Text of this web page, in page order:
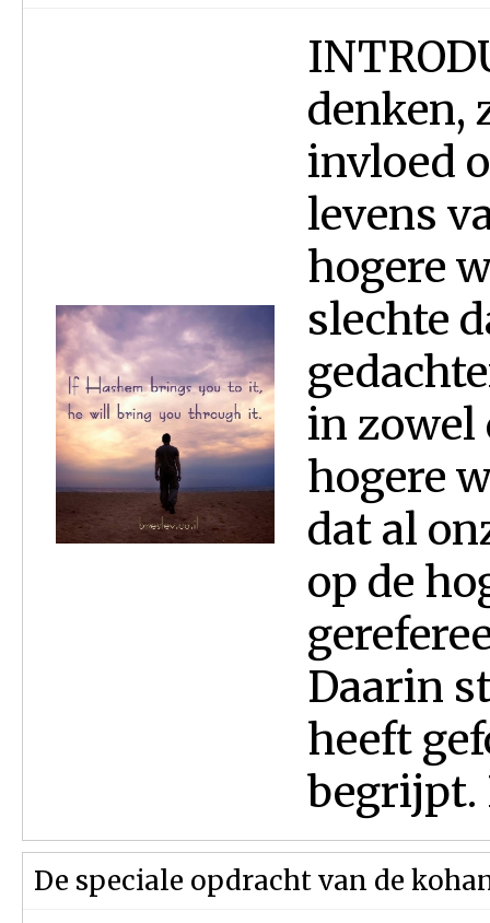
denken,
invloed
levens
hogere
slechte
in zowel
hogere
dat al
op de
Daarin
heeft
begrijpt.
De speciale opdracht van de